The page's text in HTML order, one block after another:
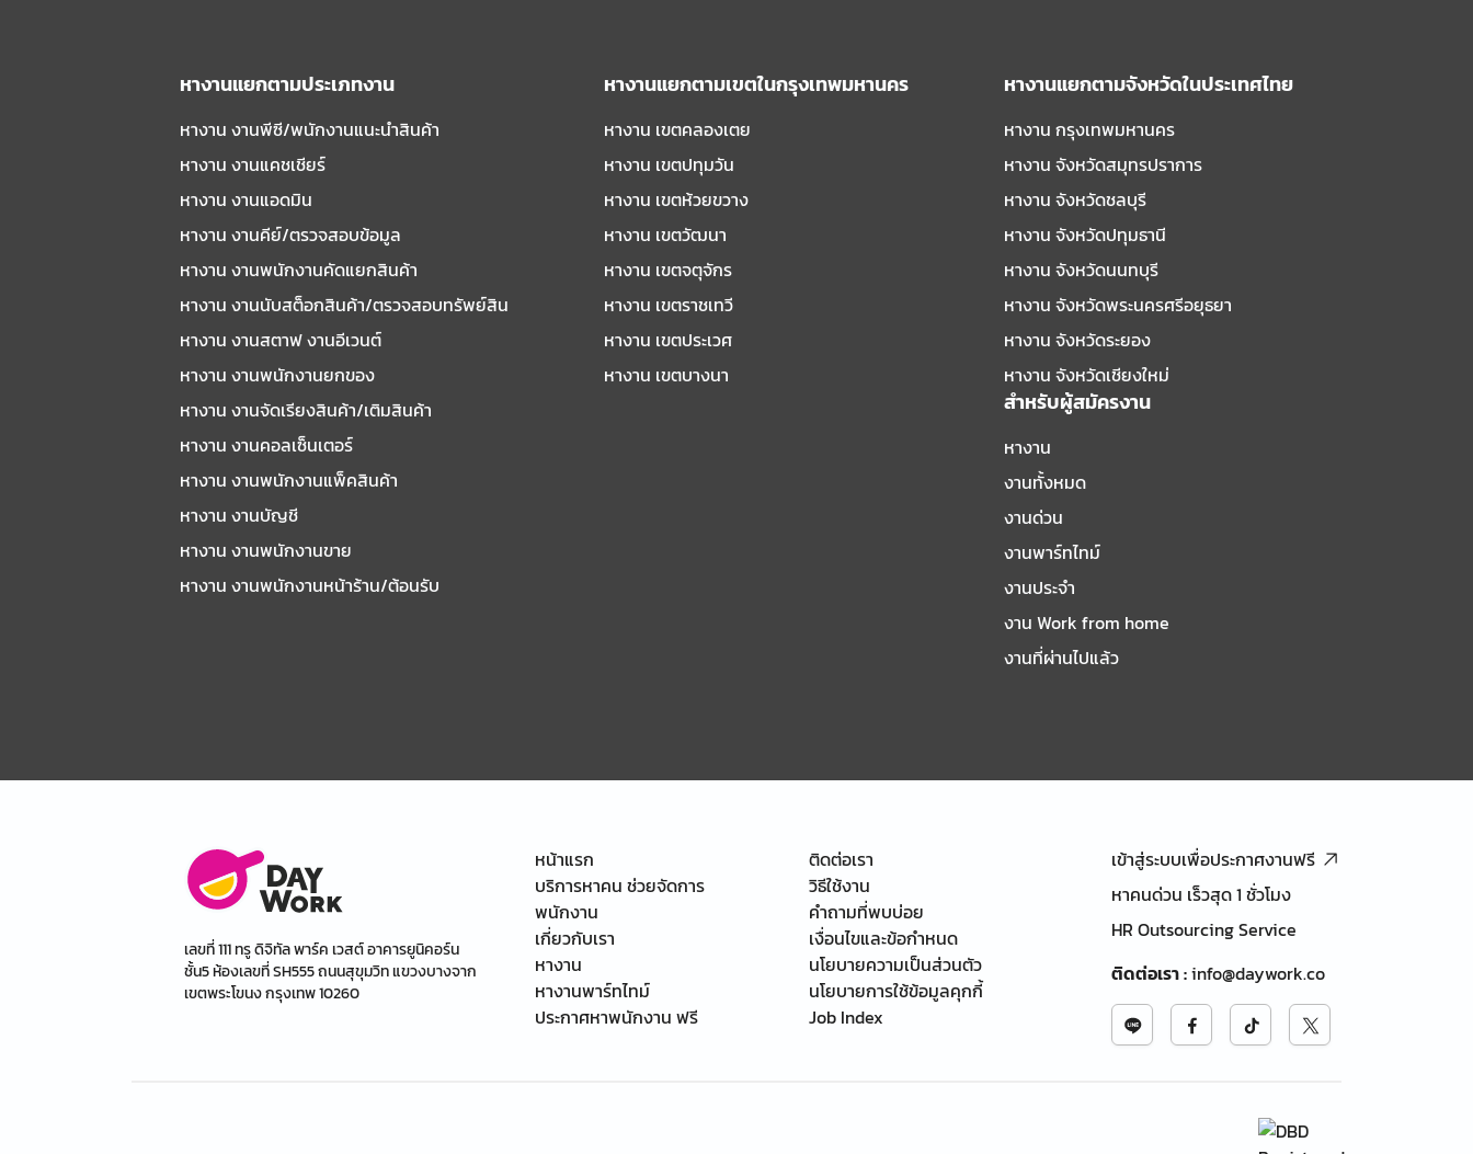
หางานแยกตามประเภทงาน
หางาน งานพีซี/พนักงานแนะนําสินค้า
หางาน งานแคชเชียร์
หางาน งานแอดมิน
หางาน งานคีย์/ตรวจสอบข้อมูล
หางาน งานพนักงานคัดแยกสินค้า
หางาน งานนับสต็อกสินค้า/ตรวจสอบทรัพย์สิน
หางาน งานสตาฟ งานอีเวนต์
หางาน งานพนักงานยกของ
หางาน งานจัดเรียงสินค้า/เติมสินค้า
หางาน งานคอลเซ็นเตอร์
หางาน งานพนักงานแพ็คสินค้า
หางาน งานบัญชี
หางาน งานพนักงานขาย
หางาน งานพนักงานหน้าร้าน/ต้อนรับ
หางานแยกตามเขตในกรุงเทพมหานคร
หางาน เขตคลองเตย
หางาน เขตปทุมวัน
หางาน เขตห้วยขวาง
หางาน เขตวัฒนา
หางาน เขตจตุจักร
หางาน เขตราชเทวี
หางาน เขตประเวศ
หางาน เขตบางนา
หางานแยกตามจังหวัดในประเทศไทย
หางาน กรุงเทพมหานคร
หางาน จังหวัดสมุทรปราการ
หางาน จังหวัดชลบุรี
หางาน จังหวัดปทุมธานี
หางาน จังหวัดนนทบุรี
หางาน จังหวัดพระนครศรีอยุธยา
หางาน จังหวัดระยอง
หางาน จังหวัดเชียงใหม่
สำหรับผู้สมัครงาน
หางาน
งานทั้งหมด
งานด่วน
งานพาร์ทไทม์
งานประจำ
งาน Work from home
งานที่ผ่านไปแล้ว
เลขที่ 111 ทรู ดิจิทัล พาร์ค เวสต์ อาคารยูนิคอร์น
ชั้น5 ห้องเลขที่ SH555 ถนนสุขุมวิท แขวงบางจาก
เขตพระโขนง กรุงเทพ 10260
หน้าแรก
บริการหาคน ช่วยจัดการ
พนักงาน
เกี่ยวกับเรา
หางาน
หางานพาร์ทไทม์
ประกาศหาพนักงาน ฟรี
ติดต่อเรา
วิธีใช้งาน
คำถามที่พบบ่อย
เงื่อนไขและข้อกำหนด
นโยบายความเป็นส่วนตัว
นโยบายการใช้ข้อมูลคุกกี้
Job Index
เข้าสู่ระบบเพื่อประกาศงานฟรี
หาคนด่วน เร็วสุด 1 ชั่วโมง
HR Outsourcing Service
ติดต่อเรา:info@daywork.co